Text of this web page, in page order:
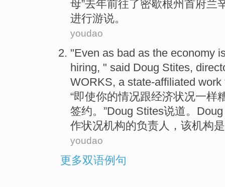
母”去年前往了密歇根州 首府兰
进行游说。
youdao
"Even as bad as the economy
hiring, " said Doug Stites,
WORKS, a state-affiliated work
“即使你的情况跟经济状况一样
签约。”Doug Stites说道。
作状况机构的负责人，该机构
youdao
更多双语例句